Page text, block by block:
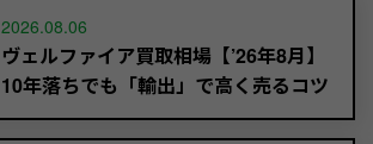
2026.08.06
ヴェルファイア買取相場【’26年8月】
10年落ちでも「輸出」で高く売るコツ